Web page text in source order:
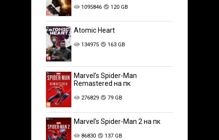
1095846 120 GB
Atomic Heart
134975 163 GB
Marvel’s Spider-Man
Remastered на пк
276829 79 GB
Marvel’s Spider-Man 2 на пк
86830 137 GB